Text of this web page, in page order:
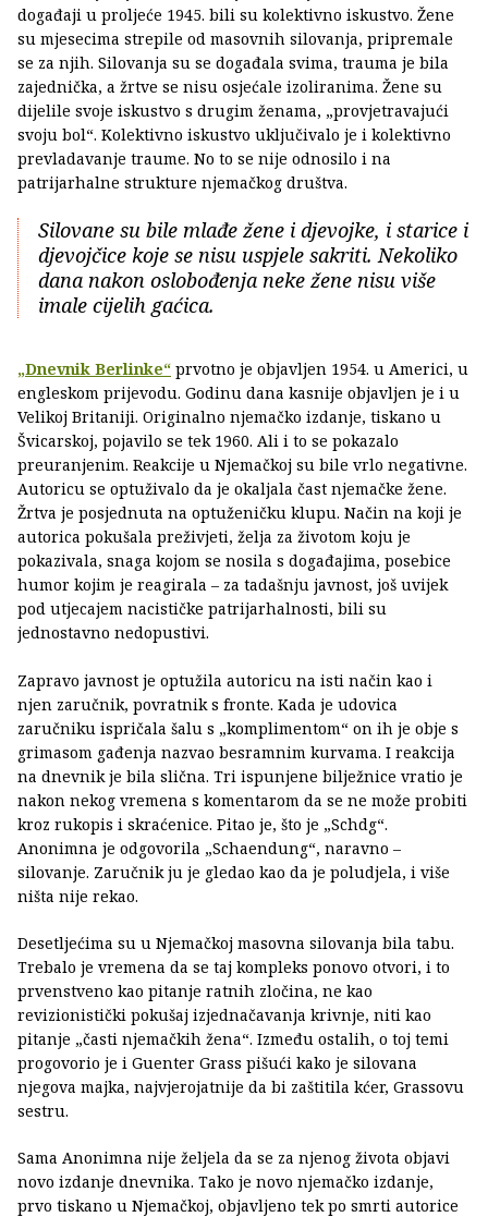
događaji u proljeće 1945. bili su kolektivno iskustvo. Žene
su mjesecima strepile od masovnih silovanja, pripremale
se za njih. Silovanja su se događala svima, trauma je bila
zajednička, a žrtve se nisu osjećale izoliranima. Žene su
dijelile svoje iskustvo s drugim ženama, „provjetravajući
svoju bol“. Kolektivno iskustvo uključivalo je i kolektivno
prevladavanje traume. No to se nije odnosilo i na
patrijarhalne strukture njemačkog društva.
Silovane su bile mlađe žene i djevojke, i starice i
djevojčice koje se nisu uspjele sakriti. Nekoliko
dana nakon oslobođenja neke žene nisu više
imale cijelih gaćica.
„Dnevnik Berlinke“ prvotno je objavljen 1954. u Americi, u
engleskom prijevodu. Godinu dana kasnije objavljen je i u
Velikoj Britaniji. Originalno njemačko izdanje, tiskano u
Švicarskoj, pojavilo se tek 1960. Ali i to se pokazalo
preuranjenim. Reakcije u Njemačkoj su bile vrlo negativne.
Autoricu se optuživalo da je okaljala čast njemačke žene.
Žrtva je posjednuta na optuženičku klupu. Način na koji je
autorica pokušala preživjeti, želja za životom koju je
pokazivala, snaga kojom se nosila s događajima, posebice
humor kojim je reagirala – za tadašnju javnost, još uvijek
pod utjecajem nacističke patrijarhalnosti, bili su
jednostavno nedopustivi.
Zapravo javnost je optužila autoricu na isti način kao i
njen zaručnik, povratnik s fronte. Kada je udovica
zaručniku ispričala šalu s „komplimentom“ on ih je obje s
grimasom gađenja nazvao besramnim kurvama. I reakcija
na dnevnik je bila slična. Tri ispunjene bilježnice vratio je
nakon nekog vremena s komentarom da se ne može probiti
kroz rukopis i skraćenice. Pitao je, što je „Schdg“.
Anonimna je odgovorila „Schaendung“, naravno –
silovanje. Zaručnik ju je gledao kao da je poludjela, i više
ništa nije rekao.
Desetljećima su u Njemačkoj masovna silovanja bila tabu.
Trebalo je vremena da se taj kompleks ponovo otvori, i to
prvenstveno kao pitanje ratnih zločina, ne kao
revizionistički pokušaj izjednačavanja krivnje, niti kao
pitanje „časti njemačkih žena“. Između ostalih, o toj temi
progovorio je i Guenter Grass pišući kako je silovana
njegova majka, najvjerojatnije da bi zaštitila kćer, Grassovu
sestru.
Sama Anonimna nije željela da se za njenog života objavi
novo izdanje dnevnika. Tako je novo njemačko izdanje,
prvo tiskano u Njemačkoj, objavljeno tek po smrti autorice